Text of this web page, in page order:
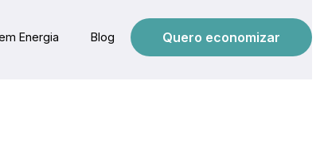
Energia Blog Quero economizar